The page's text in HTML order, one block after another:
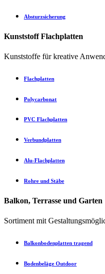
Absturzsicherung
Kunststoff Flachplatten
Kunststoffe für kreative
Flachplatten
Polycarbonat
PVC Flachplatten
Verbundplatten
Alu-Flachplatten
Rohre und Stäbe
Balkon, Terrasse und Garten
Sortiment mit
Balkonbodenplatten tragend
Bodenbeläge Outdoor